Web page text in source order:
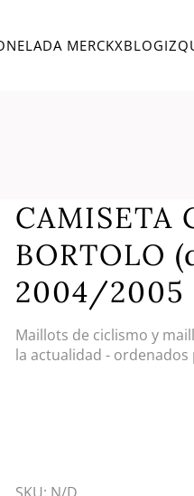
MERCKXBLOG
CAMISETA
BORTOLO
2004/2005
Maillots de ciclismo y
la actualidad - ordenados